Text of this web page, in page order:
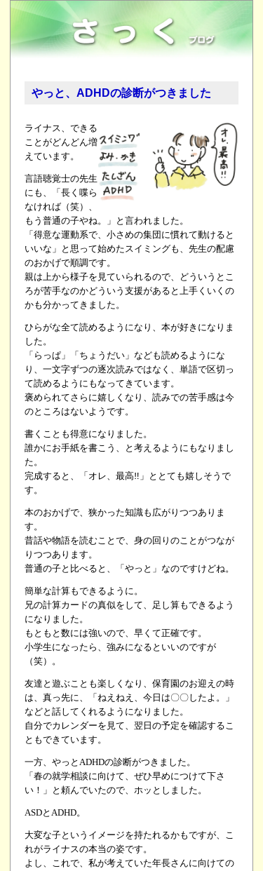
やっと、ADHDの診断がつきました
ライナス、できる
ことがどんどん増
えています。
言語聴覚士の先生
にも、「長く喋ら
なければ（笑）、
もう普通の子やね。」と言われました。
「得意な運動系で、小さめの集団に慣れて動けると
いいな」と思って始めたスイミングも、先生の配慮
のおかげで順調です。
親は上から様子を見ていられるので、どういうとこ
ろが苦手なのかどういう支援があると上手くいくの
かも分かってきました。
ひらがな全て読めるようになり、本が好きになりま
した。
「らっぱ」「ちょうだい」なども読めるようにな
り、一文字ずつの逐次読みではなく、単語で区切っ
て読めるようにもなってきています。
褒められてさらに嬉しくなり、読みでの苦手感は今
のところはないようです。
書くことも得意になりました。
誰かにお手紙を書こう、と考えるようにもなりまし
た。
完成すると、「オレ、最高‼ 」ととても嬉しそうで
す。
本のおかげで、狭かった知識も広がりつつありま
す。
昔話や物語を読むことで、身の回りのことがつなが
りつつあります。
普通の子と比べると、「やっと」なのですけどね。
簡単な計算もできるように。
兄の計算カードの真似をして、足し算もできるよう
になりました。
もともと数には強いので、早くて正確です。
小学生になったら、強みになるといいのですが
（笑）。
友達と遊ぶことも楽しくなり、保育園のお迎えの時
は、真っ先に、「ねえねえ、今日は〇〇したよ。」
などと話してくれるようになりました。
自分でカレンダーを見て、翌日の予定を確認するこ
ともできています。
一方、やっとADHDの診断がつきました。
「春の就学相談に向けて、ぜひ早めにつけて下さ
い！」と頼んでいたので、ホッとしました。
ASDとADHD。
大変な子というイメージを持たれるかもですが、こ
れがライナスの本当の姿です。
よし、これで、私が考えていた年長さんに向けての